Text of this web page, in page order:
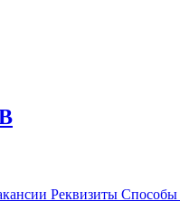
Реквизиты Способы